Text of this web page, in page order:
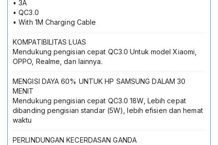
• 3A
• QC3.0
• With 1M Charging Cable
KOMPATIBILITAS LUAS
Mendukung pengisian cepat QC3.0 Untuk model Xiaomi,
OPPO, Realme, dan lainnya.
MENGISI DAYA 60% UNTUK HP SAMSUNG DALAM 30
MENIT
Mendukung pengisian cepat QC3.0 18W, Lebih cepat
dibanding pengisian standar (5W), lebih efisien dan hemat
waktu
PERLINDUNGAN KECERDASAN GANDA